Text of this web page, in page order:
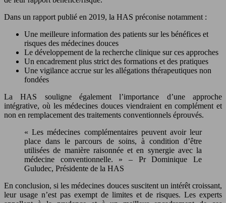
Dans un rapport publié en 2019, la HAS préconise notamment :
Une meilleure information des patients sur les bénéfices et
risques des médecines douces
Le développement de la recherche clinique sur ces approches
Un encadrement plus strict des formations et des pratiques
Une vigilance accrue sur les allégations thérapeutiques non
fondées
La HAS souligne également l’importance d’une approche
intégrative, où les médecines douces viendraient en complément et
non en remplacement des traitements conventionnels éprouvés.
« Les médecines complémentaires peuvent avoir leur
place dans le parcours de soins, à condition d’être
utilisées de manière raisonnée et en synergie avec la
médecine conventionnelle. » – Pr Dominique Le
Guludec, Présidente de la HAS
En conclusion, si les médecines douces suscitent un intérêt croissant,
leur usage n’est pas exempt de limites et de risques. Les experts